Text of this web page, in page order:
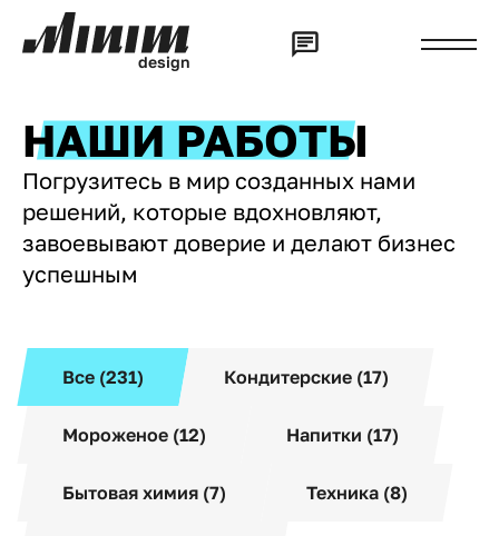
design
НАШИ РАБОТЫ
Погрузитесь в мир созданных нами
решений, которые вдохновляют,
завоевывают доверие и делают бизнес
успешным
Все (231) Кондитерские (17)
Мороженое (12) Напитки (17)
Бытовая химия (7) Техника (8)